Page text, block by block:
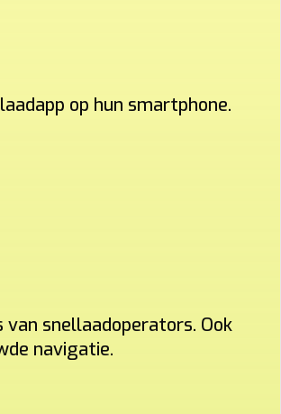
op hun smartphone.
van snellaadoperators. Ook
navigatie.